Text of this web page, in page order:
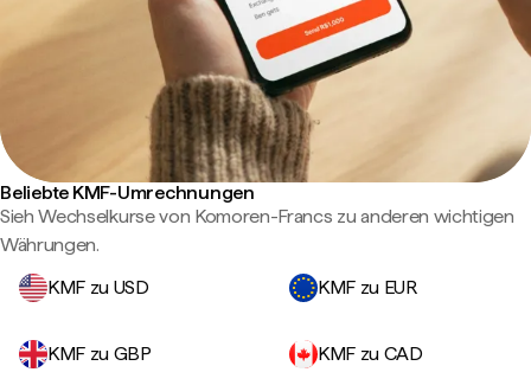
Beliebte KMF-Umrechnungen
Sieh Wechselkurse von Komoren-Francs zu anderen wichtigen
Währungen.
KMF zu USD
KMF zu EUR
KMF zu GBP KMF zu CAD